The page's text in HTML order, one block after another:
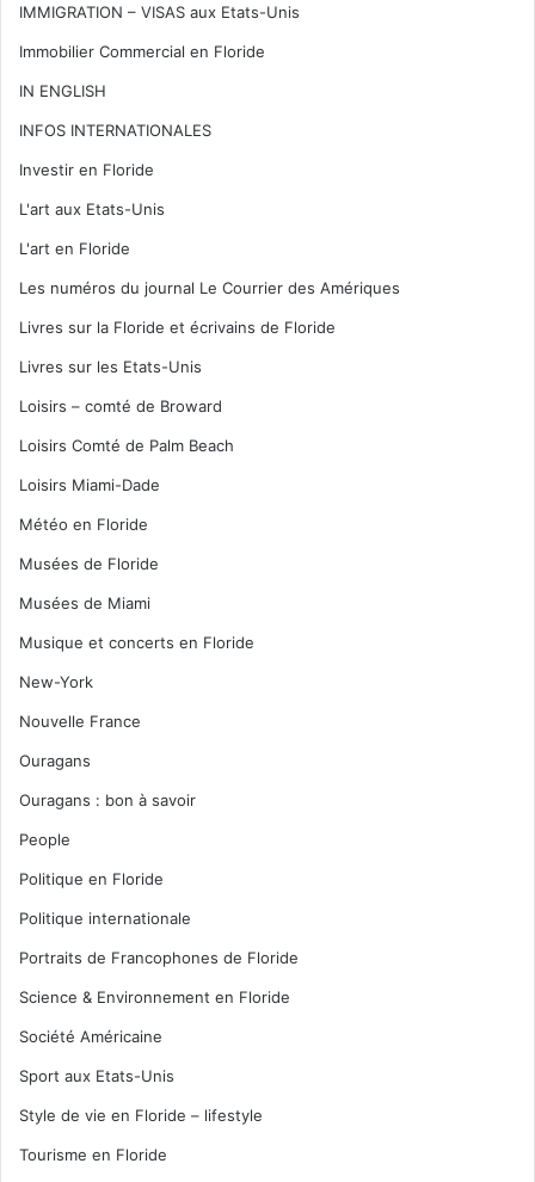
IMMIGRATION – VISAS aux Etats-Unis
Immobilier Commercial en Floride
IN ENGLISH
INFOS INTERNATIONALES
Investir en Floride
L'art aux Etats-Unis
L'art en Floride
Les numéros du journal Le Courrier des Amériques
Livres sur la Floride et écrivains de Floride
Livres sur les Etats-Unis
Loisirs – comté de Broward
Loisirs Comté de Palm Beach
Loisirs Miami-Dade
Météo en Floride
Musées de Floride
Musées de Miami
Musique et concerts en Floride
New-York
Nouvelle France
Ouragans
Ouragans : bon à savoir
People
Politique en Floride
Politique internationale
Portraits de Francophones de Floride
Science & Environnement en Floride
Société Américaine
Sport aux Etats-Unis
Style de vie en Floride – lifestyle
Tourisme en Floride